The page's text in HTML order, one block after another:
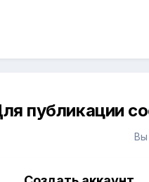
публикации
Вы